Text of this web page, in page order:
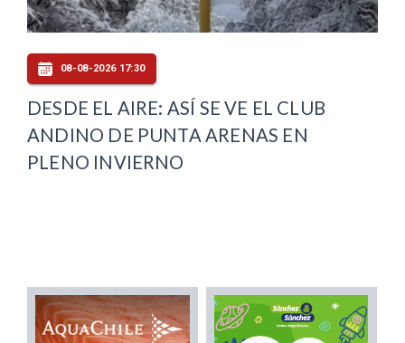
08-08-2026 17:30
DESDE EL AIRE: ASÍ SE VE EL CLUB
ANDINO DE PUNTA ARENAS EN
PLENO INVIERNO